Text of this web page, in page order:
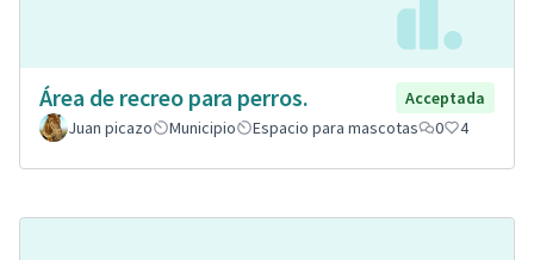
Área de recreo para perros.
Acceptada
Juan picazo
Municipio Espacio para mascotas 0 4